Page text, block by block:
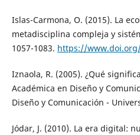
Islas-Carmona, O. (2015). La
metadisciplina compleja y
1057-1083. https://
Iznaola, R. (2005). ¿Qué
Académica en Diseño y
Diseño y Comunicación -
Jódar, J. (2010). La era digital: